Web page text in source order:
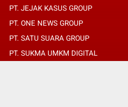
PT. JEJAK KASUS GROUP
PT. ONE NEWS GROUP
PT. SATU SUARA GROUP
PT. SUKMA UMKM DIGITAL